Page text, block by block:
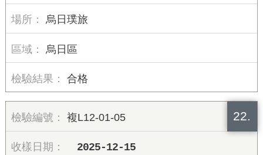
烏日璞旅
烏日區
合格
22.
複L12-01-05
2025-12-15